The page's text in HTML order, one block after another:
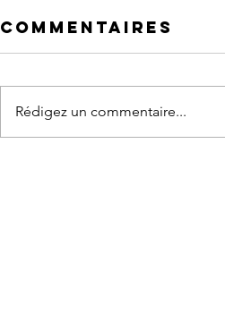
Commentaires
Rédigez un commentaire...